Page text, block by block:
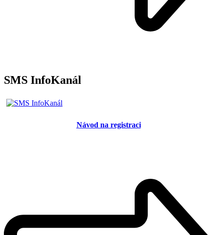
SMS InfoKanál
Návod na registraci